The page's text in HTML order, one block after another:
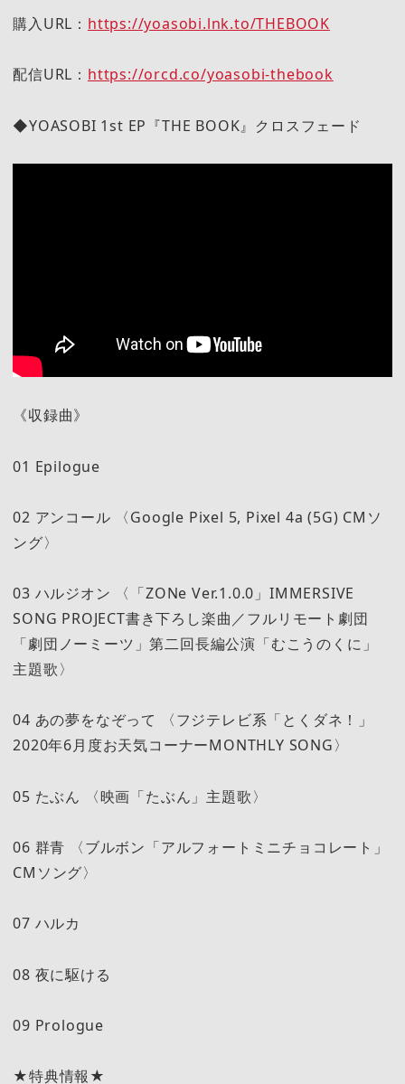
購入URL： https://yoasobi.lnk.to/THEBOOK
配信URL： https://orcd.co/yoasobi-thebook
◆YOASOBI 1st EP『THE BOOK』クロスフェード
《収録曲》
01 Epilogue
02 アンコール 〈Google Pixel 5, Pixel 4a (5G) CMソ
ング〉
03 ハルジオン 〈「ZONe Ver.1.0.0」IMMERSIVE
SONG PROJECT書き下ろし楽曲／フルリモート劇団
「劇団ノーミーツ」第二回長編公演「むこうのくに」
主題歌〉
04 あの夢をなぞって 〈フジテレビ系「とくダネ！」
2020年6月度お天気コーナーMONTHLY SONG〉
05 たぶん 〈映画「たぶん」主題歌〉
06 群青 〈ブルボン「アルフォートミニチョコレート」
CMソング〉
07 ハルカ
08 夜に駆ける
09 Prologue
★特典情報★